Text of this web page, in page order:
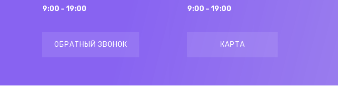
9:00 - 19:00
ОБРАТНЫЙ ЗВОНОК
9:00 - 19:00
КАРТА